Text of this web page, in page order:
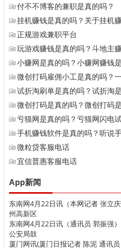
付不不博客的兼职是真的吗？
挂机赚钱是真的吗？关于挂机
正规游戏兼职平台
玩游戏赚钱是真的吗？斗地主
6000）
小赚网是真的吗？小赚网赚钱
微创打码雇佣小工是真的吗？
赚
试折淘刷单是真的吗？试折淘
微创打码是真的吗？微创打码
亏猫网是真的吗？亏猫网闪电
手机赚钱软件是真的吗？听说
以
微粒贷客服电话
宜信普惠客服电话
App新闻
东南网4月22日讯（本网记者 张立
州高新区
东南网4月22日讯（通讯员 郭振强
公安局鼓
厦门网讯(厦门日报记者 陈泥 通讯